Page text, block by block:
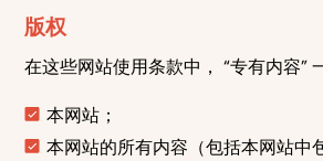
版权
在这些网站使用条款中， “专有内容”
本网站；
本网站的所有内容（包括本网站中